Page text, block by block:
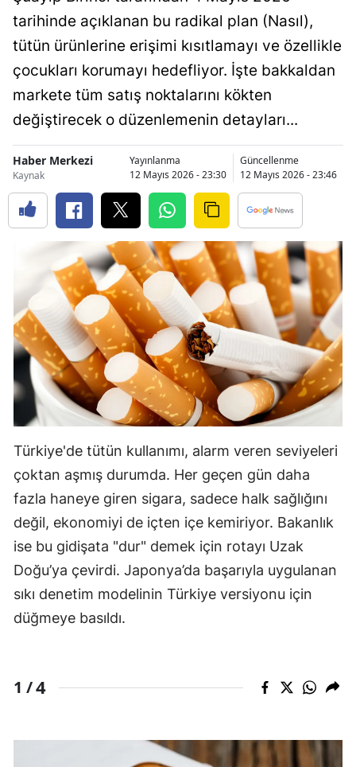
Bitlis
Bolu
Burdur
Çanakkale
Çankırı
Denizli
Diyarbakır
Edirne
Elazığ
Erzincan
Eskişehir
Gaziantep
Giresun
Gümüşhane
Hakkari
Mersin
İzmir
tarihinde açıklanan bu radikal plan (Nasıl),
tütün ürünlerine erişimi kısıtlamayı ve özellikle
çocukları korumayı hedefliyor. İşte bakkaldan
markete tüm satış noktalarını kökten
değiştirecek o düzenlemenin detayları...
Haber Merkezi
Kaynak
Yayınlanma
12 Mayıs 2026 - 23:30
Güncellenme
12 Mayıs 2026 - 23:46
Türkiye'de tütün kullanımı, alarm veren seviyeleri
çoktan aşmış durumda. Her geçen gün daha
fazla haneye giren sigara, sadece halk sağlığını
değil, ekonomiyi de içten içe kemiriyor. Bakanlık
ise bu gidişata "dur" demek için rotayı Uzak
Doğu’ya çevirdi. Japonya’da başarıyla uygulanan
sıkı denetim modelinin Türkiye versiyonu için
düğmeye basıldı.
1 /4